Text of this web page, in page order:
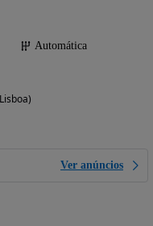
Automática
Ver anúncios